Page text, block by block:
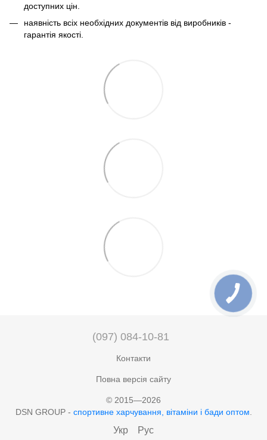
доступних цін.
наявність всіх необхідних документів від виробників -
гарантія якості.
(097) 084-10-81
Контакти
Повна версія сайту
© 2015—2026
DSN GROUP - cпортивне харчування, вітаміни і бади оптом
Укр Рус